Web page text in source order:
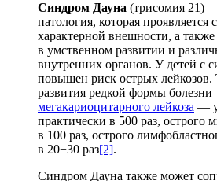
Синдром Дауна (трисомия 21)
патология, которая проявляется
характерной внешности, а также
в умственном развитии и
внутренних органов. У детей с
повышен риск острых лейкозов.
развития редкой формы
мегакариоцитарного лейкоза —
практически в 500 раз, острого
в 100 раз, острого
в 20−30 раз[2].
Синдром Дауна также может